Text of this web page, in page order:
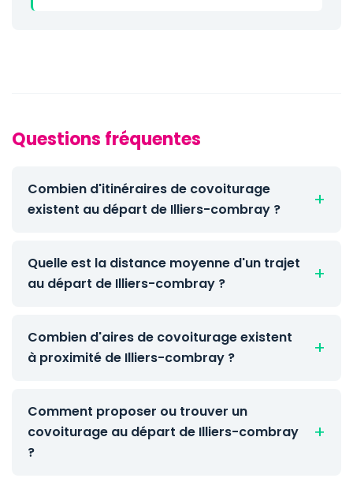
Questions fréquentes
Combien d'itinéraires de covoiturage
existent au départ de Illiers-combray ?
Quelle est la distance moyenne d'un trajet
au départ de Illiers-combray ?
Combien d'aires de covoiturage existent
à proximité de Illiers-combray ?
Comment proposer ou trouver un
covoiturage au départ de Illiers-combray
?